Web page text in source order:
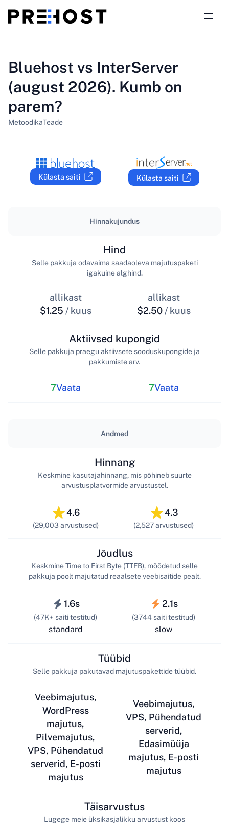
Võrdlused
Kupongid
ET
Bluehost vs InterServer
(august 2026). Kumb on
parem?
MetoodikaTeade
Külasta saiti Külasta saiti
Hinnakujundus
allikast
$1.25 / kuus
Hind
Selle pakkuja odavaima saadaoleva majutuspaketi
igakuine alghind.
allikast
$2.50 / kuus
7Vaata
Aktiivsed kupongid
Selle pakkuja praegu aktiivsete sooduskupongide ja
pakkumiste arv.
7Vaata
Andmed
4.6
(29,003 arvustused)
Hinnang
Keskmine kasutajahinnang, mis põhineb suurte
arvustusplatvormide arvustustel.
4.3
(2,527 arvustused)
1.6s
(47K+ saiti testitud)
standard
Jõudlus
Keskmine Time to First Byte (TTFB), mõõdetud selle
pakkuja poolt majutatud reaalsete veebisaitide pealt.
2.1s
(3744 saiti testitud)
slow
Veebimajutus,
WordPress
majutus,
Pilvemajutus,
VPS, Pühendatud
serverid, E-posti
majutus
Tüübid
Selle pakkuja pakutavad majutuspakettide tüübid.
Veebimajutus,
VPS, Pühendatud
serverid,
Edasimüüja
majutus, E-posti
majutus
Täisarvustus
Lugege meie üksikasjalikku arvustust koos